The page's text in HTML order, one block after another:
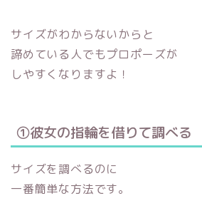
サイズがわからないからと
諦めている人でもプロポーズが
しやすくなりますよ！
①彼女の指輪を借りて調べる
サイズを調べるのに
一番簡単な方法です。